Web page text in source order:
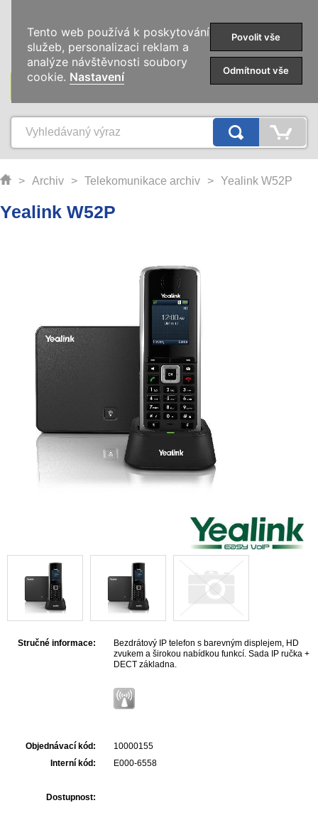
KATEGORIE
> Archiv > Telekomunikace archiv > Yealink W52P
Yealink W52P
Stručné informace:
Bezdrátový IP telefon s barevným displejem, HD
zvukem a širokou nabídkou funkcí. Sada IP ručka +
DECT základna.
Objednávací kód:
10000155
Interní kód:
E000-6558
Dostupnost:
Tento web používá k poskytování
služeb, personalizaci reklam a
analýze návštěvnosti soubory
cookie. Nastavení
Povolit vše
Odmítnout vše